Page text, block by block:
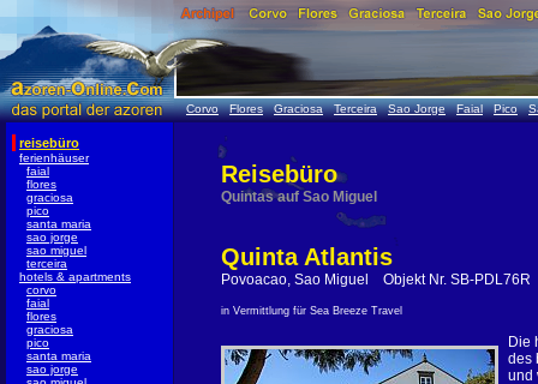
Corvo Flores Graciosa Terceira Sao Jorge Faial Pico
reisebüro
ferienhäuser
faial
flores
graciosa
pico
santa maria
sao jorge
sao miguel
terceira
hotels & apartments
corvo
faial
flores
graciosa
pico
santa maria
sao jorge
Reisebüro
Quintas auf Sao Miguel
Quinta Atlantis
Povoacao, Sao Miguel Objekt Nr. SB-PDL76R
in Vermittlung für Sea Breeze Travel
Die
des
und